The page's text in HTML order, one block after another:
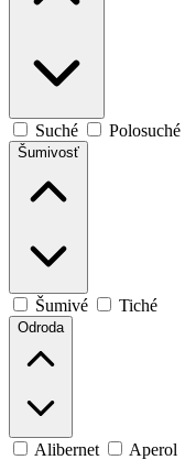
Suché Polosuché
Šumivosť
Šumivé Tiché
Odroda
Alibernet Aperol